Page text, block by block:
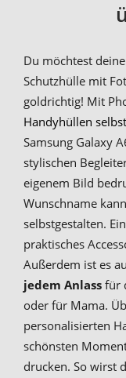
Du möchtest
Schutzhülle mit
goldrichtig! Mit
Handyhüllen
Samsung Galaxy
stylischen
eigenem Bild
Wunschname
selbstgestalten.
praktisches
Außerdem ist es
jedem Anlass für
oder für Mama.
personalisierten
schönsten
drucken. So wirst